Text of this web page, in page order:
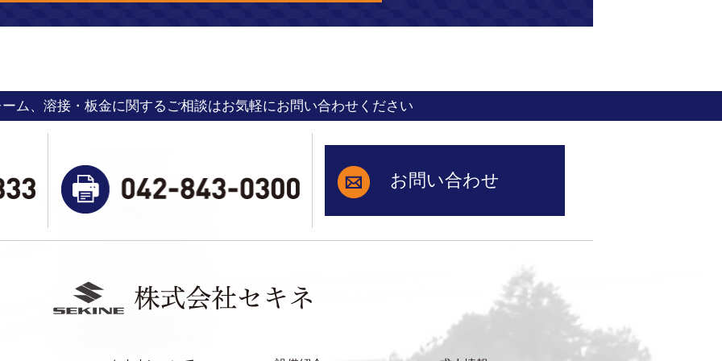
ム、溶接・板金に関するご相談はお気軽にお問い合わせください
お問い合わせ